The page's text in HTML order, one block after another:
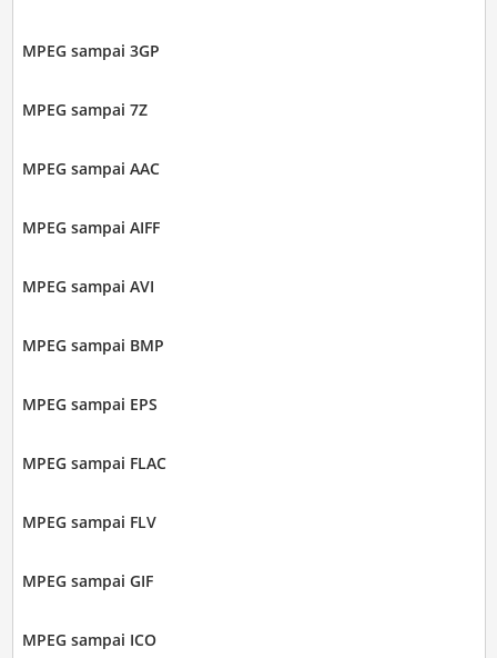
MPEG sampai 3GP
MPEG sampai 7Z
MPEG sampai AAC
MPEG sampai AIFF
MPEG sampai AVI
MPEG sampai BMP
MPEG sampai EPS
MPEG sampai FLAC
MPEG sampai FLV
MPEG sampai GIF
MPEG sampai ICO